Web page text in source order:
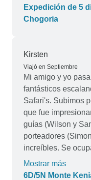
Expedición de 5
Chogoria
Kirsten
Viajó en Septiembre
Mi amigo y yo
fantásticos
Safari's. Subimos
que fue
guías (Wilson y
porteadores
increíbles. Se
necesidades,
exactamente
Mostrar más
6D/5N Monte